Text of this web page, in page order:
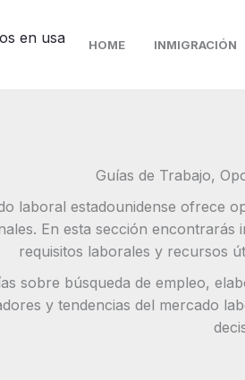
HOME INMIGRACIÓN
Guías de Trabajo,
laboral estadounidense ofrece
En esta sección
requisitos laborales y recursos
sobre búsqueda de empleo,
y tendencias del mercado